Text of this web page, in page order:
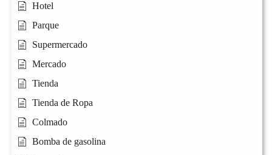
Hotel
Parque
Supermercado
Mercado
Tienda
Tienda de Ropa
Colmado
Bomba de gasolina